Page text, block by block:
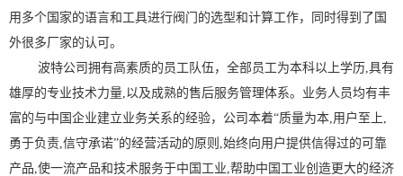
用多个国家的语言和工具进行阀门的选型和计算工作，同时得到了国
外很多厂家的认可。
波特公司拥有高素质的员工队伍，全部员工为本科以上学历 具有
雄厚的专业技术力量 以及成熟的售后服务管理体系。业务人员均有丰
富的与中国企业建立业务关系的经验，公司本着“质量为本 用户至上
勇于负责 信守承诺”的经营活动的原则 始终向用户提供信得过的可靠
产品 使一流产品和技术服务于中国工业 帮助中国工业创造更大的经济